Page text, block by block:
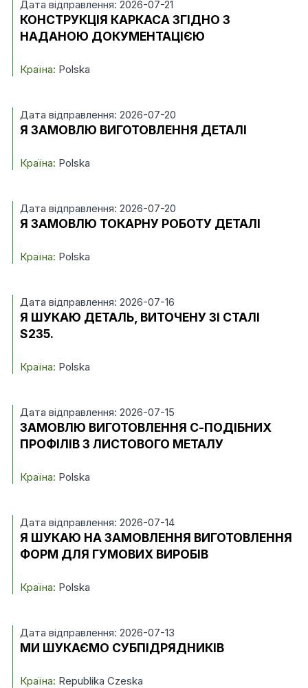
Дата відправлення: 2026-07-21
КОНСТРУКЦІЯ КАРКАСА ЗГІДНО З
НАДАНОЮ ДОКУМЕНТАЦІЄЮ
Країна: Polska
Дата відправлення: 2026-07-20
Я ЗАМОВЛЮ ВИГОТОВЛЕННЯ ДЕТАЛІ
Країна: Polska
Дата відправлення: 2026-07-20
Я ЗАМОВЛЮ ТОКАРНУ РОБОТУ ДЕТАЛІ
Країна: Polska
Дата відправлення: 2026-07-16
Я ШУКАЮ ДЕТАЛЬ, ВИТОЧЕНУ ЗІ СТАЛІ
S235.
Країна: Polska
Дата відправлення: 2026-07-15
ЗАМОВЛЮ ВИГОТОВЛЕННЯ С-ПОДІБНИХ
ПРОФІЛІВ З ЛИСТОВОГО МЕТАЛУ
Країна: Polska
Дата відправлення: 2026-07-14
Я ШУКАЮ НА ЗАМОВЛЕННЯ ВИГОТОВЛЕННЯ
ФОРМ ДЛЯ ГУМОВИХ ВИРОБІВ
Країна: Polska
Дата відправлення: 2026-07-13
МИ ШУКАЄМО СУБПІДРЯДНИКІВ
Країна: Republika Czeska